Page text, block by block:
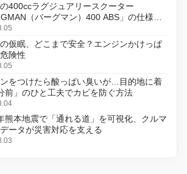
400ccラグジュアリースクーター
（バーグマン）400 ABS」の仕様を
8月18日に発売
仮眠、どこまで安全？エンジンかけっぱ
険性
をつけたら酸っぱい臭いが…目的地に着
前」のひと工夫でカビを防ぐ方法
熊本地震で「通れる道」を可視化、クルマ
ータが災害対応を支える